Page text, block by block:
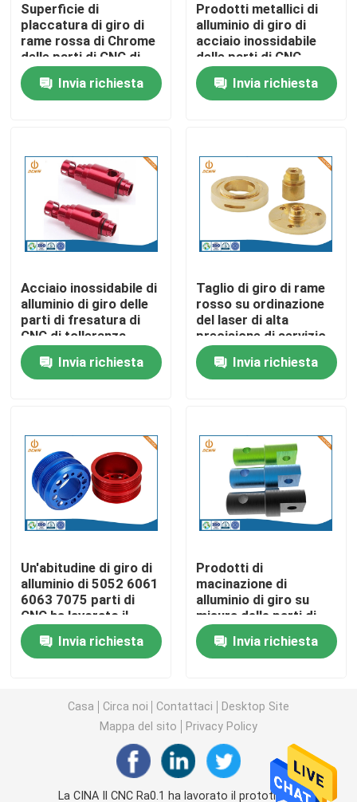
Prodotti
Chi siamo
Controllo di qualità
Contattaci
notizie
L'alluminio la pressofusione
Pezzi meccanici di CNC
Parti di giro di CNC
Recinzioni elettroniche su ordinazione
Parti di plastica su ordinazione dell'iniezione
I ricambi auto della pressofusione
Superficie di
placcatura di giro di
rame rossa di Chrome
delle parti di CNC di
alta precisione
Invia richiesta
Prodotti metallici di
alluminio di giro di
acciaio inossidabile
delle parti di CNC
Invia richiesta
Acciaio inossidabile di
alluminio di giro delle
parti di fresatura di
CNC di tolleranza
0.002mm
Invia richiesta
Taglio di giro di rame
rosso su ordinazione
del laser di alta
precisione di servizio
di CNC
Invia richiesta
Un'abitudine di giro di
alluminio di 5052 6061
6063 7075 parti di
CNC ha lavorato il
prodotto a macchina
Invia richiesta
Prodotti di
macinazione di
alluminio di giro su
misura delle parti di
CNC di Ra0.2 Ra3.2
Invia richiesta
Casa Circa noi Contattaci
Desktop Site
Mappa del sito
Privacy Policy
La CINA Il CNC Ra0.1 ha lavorato il prototipo a